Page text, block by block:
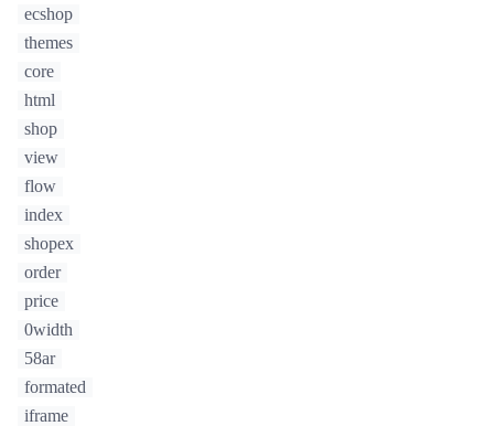
ecshop
themes
core
html
shop
view
flow
index
shopex
order
price
0width
58ar
formated
iframe